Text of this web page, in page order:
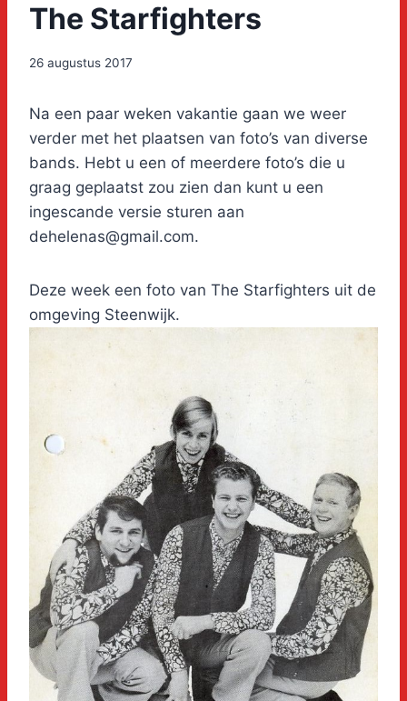
The Starfighters
26 augustus 2017
Na een paar weken vakantie gaan we weer
verder met het plaatsen van foto’s van diverse
bands. Hebt u een of meerdere foto’s die u
graag geplaatst zou zien dan kunt u een
ingescande versie sturen aan
dehelenas@gmail.com.
Deze week een foto van The Starfighters uit de
omgeving Steenwijk.